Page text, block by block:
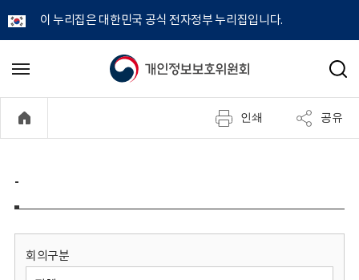
이 누리집은 대한민국 공식 전자정부 누리집입니다.
개
정
보
메
기
검
인쇄 공유
-
회의구분